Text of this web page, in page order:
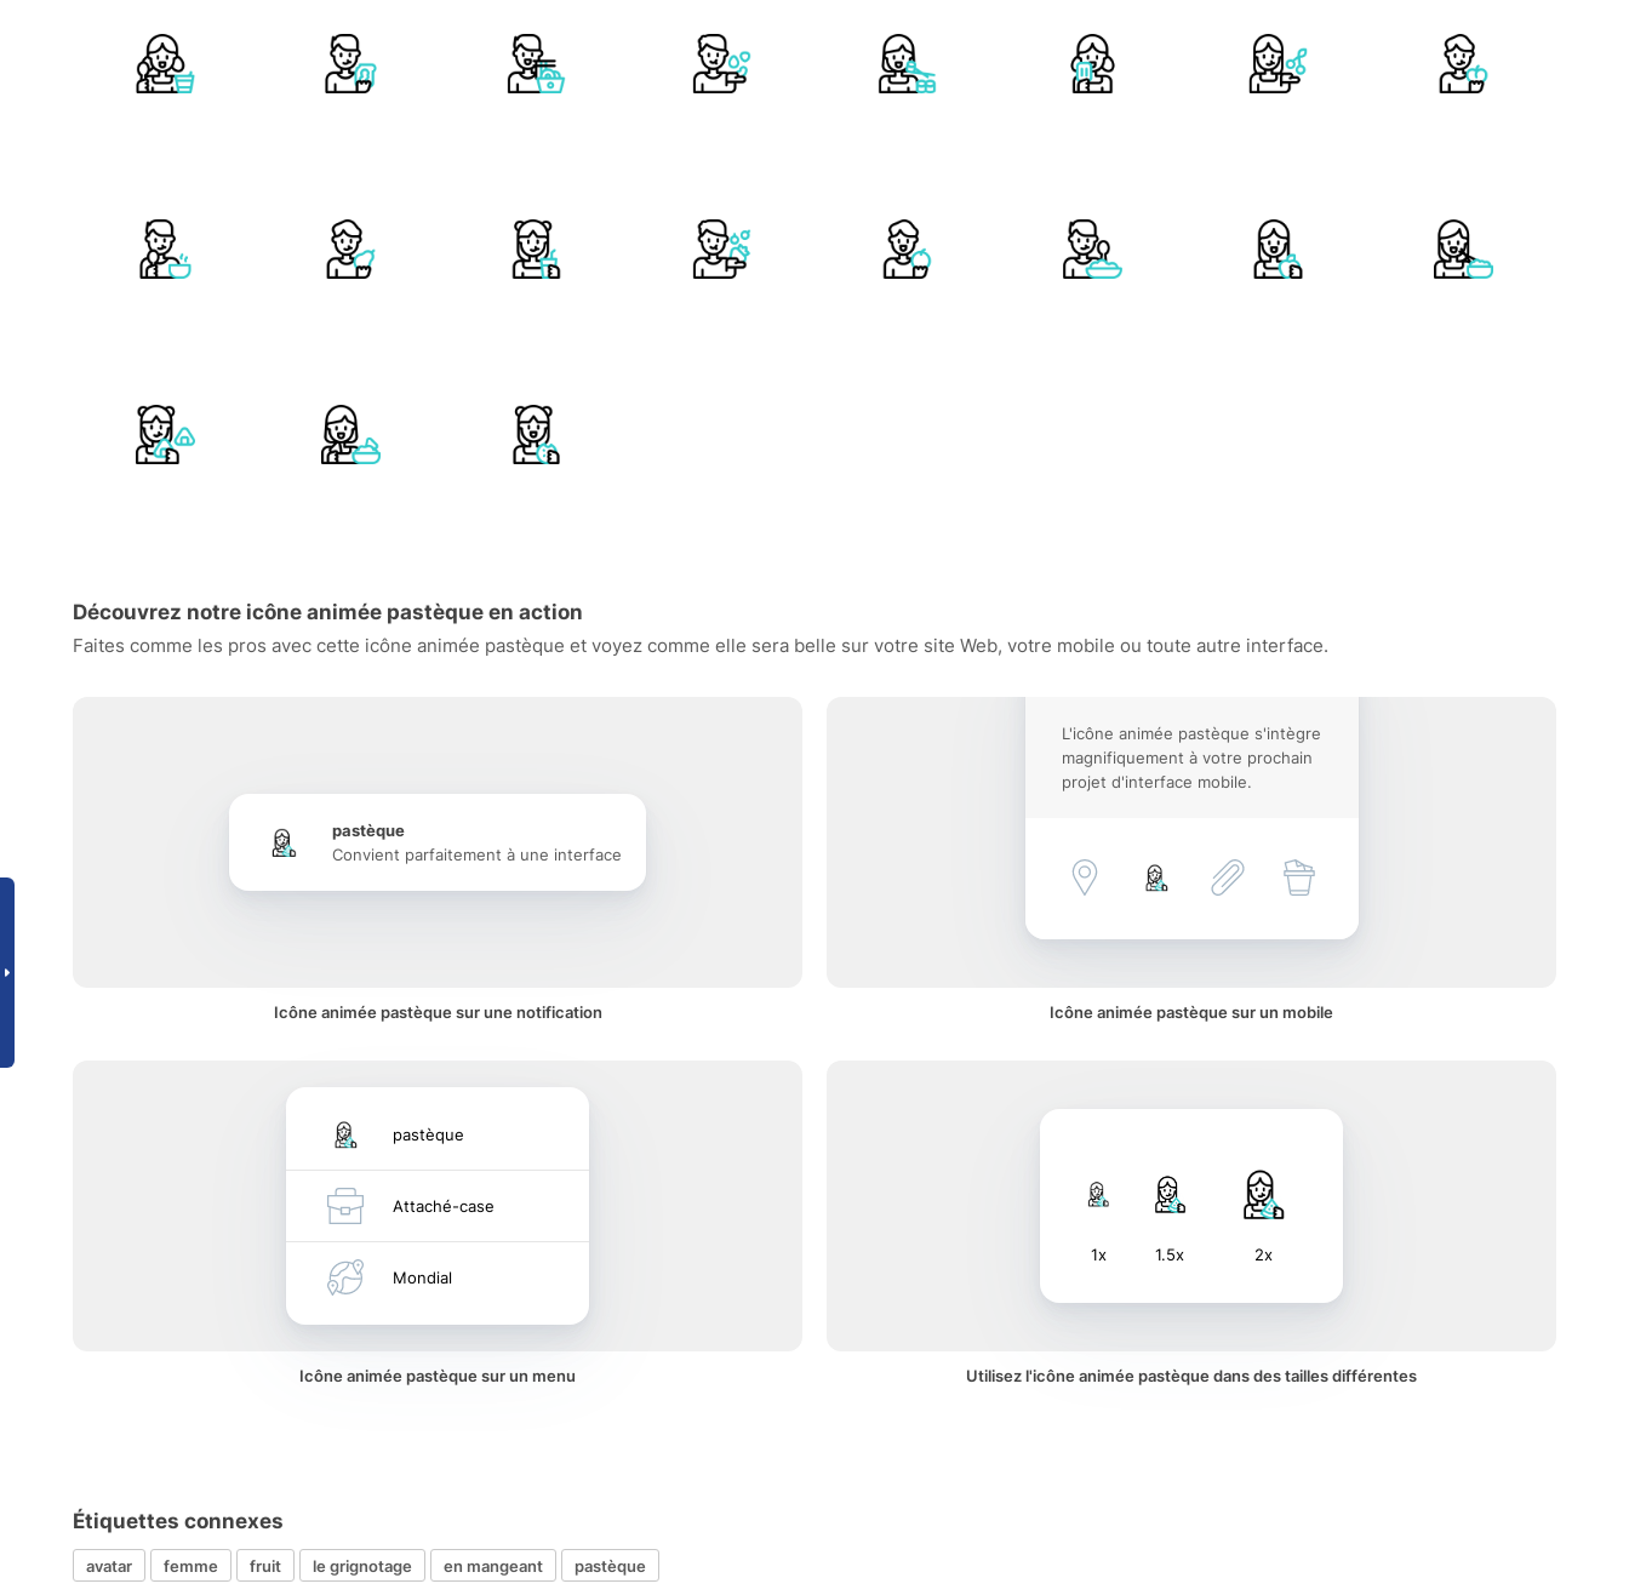
Découvrez notre icône animée pastèque en action
Faites comme les pros avec cette icône animée pastèque et voyez comme elle sera belle sur votre site Web, votre mobile ou toute autre interface.
pastèque
Convient parfaitement à une interface
Icône animée pastèque sur une notification
L'icône animée pastèque s'intègre
magnifiquement à votre prochain
projet d'interface mobile.
Icône animée pastèque sur un mobile
pastèque
Attaché-case
Mondial
Icône animée pastèque sur un menu
1x 1.5x 2x
Utilisez l'icône animée pastèque dans des tailles différentes
Étiquettes connexes
avatar femme fruit le grignotage en mangeant pastèque